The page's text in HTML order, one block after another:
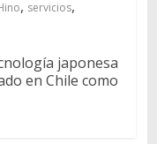
, servicios,
japonesa
en Chile como